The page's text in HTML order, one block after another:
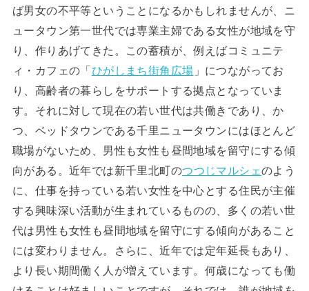
ば男女の不平等ということになるかもしれませんが、ニ
ュータウン第一世代では専業主婦である女性が地域を守
り、作りあげてきた。この蓄積が、例えばコミュニテ
ィ・カフェの「ひがしまち街角広場 」につながってお
り、高齢者の暮らしをサポートする拠点となっていま
す。それに対して現在の若い世代は共働きであり、か
つ、ベッドタウンである千里ニュータウンにはほとんど
職場がないため、男性も女性も昼間地域を留守にする傾
向がある。近年では新千里北町のつつじマルシェのよう
に、仕事を持っている若い女性を中心とする住民が主催
する興味深い活動が生まれているものの、多くの若い世
代は男性も女性も昼間地域を留守にする傾向があること
には変わりません。さらに、近年では定年延長もあり、
より長い期間働く人が増えています。何歳になっても働